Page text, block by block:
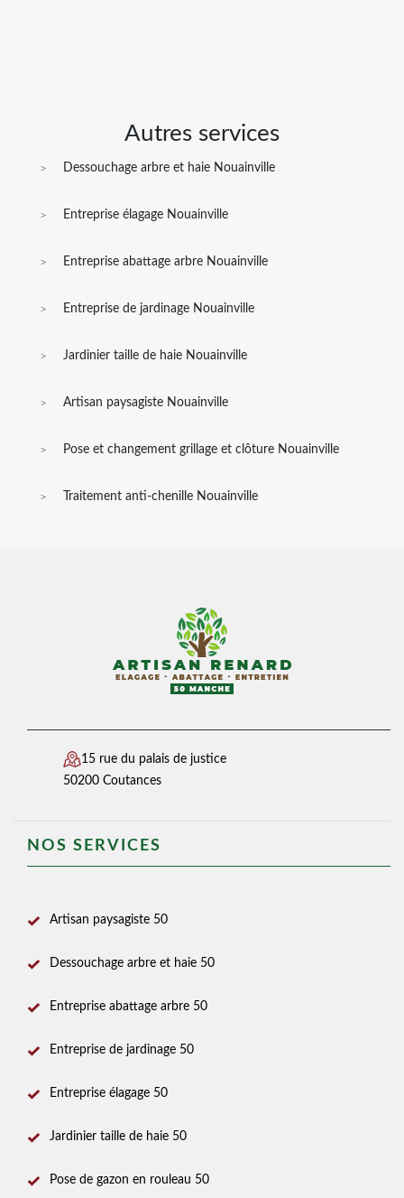
Autres services
Dessouchage arbre et haie Nouainville
Entreprise élagage Nouainville
Entreprise abattage arbre Nouainville
Entreprise de jardinage Nouainville
Jardinier taille de haie Nouainville
Artisan paysagiste Nouainville
Pose et changement grillage et clôture Nouainville
Traitement anti-chenille Nouainville
15 rue du palais de justice
50200 Coutances
NOS SERVICES
Artisan paysagiste 50
Dessouchage arbre et haie 50
Entreprise abattage arbre 50
Entreprise de jardinage 50
Entreprise élagage 50
Jardinier taille de haie 50
Pose de gazon en rouleau 50